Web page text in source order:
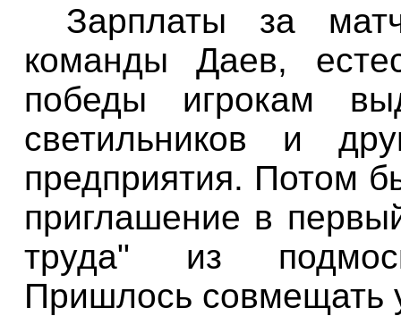
Зарплаты за
команды Даев,
победы игрокам
светильников и
предприятия. Потом
приглашение в
труда" из
Пришлось совмещать